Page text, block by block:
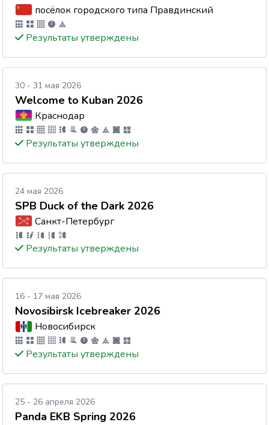
посёлок городского типа Правдинский
Результаты утверждены
30 - 31 мая 2026
Welcome to Kuban 2026
Краснодар
Результаты утверждены
24 мая 2026
SPB Duck of the Dark 2026
Санкт-Петербург
Результаты утверждены
16 - 17 мая 2026
Novosibirsk Icebreaker 2026
Новосибирск
Результаты утверждены
25 - 26 апреля 2026
Panda EKB Spring 2026